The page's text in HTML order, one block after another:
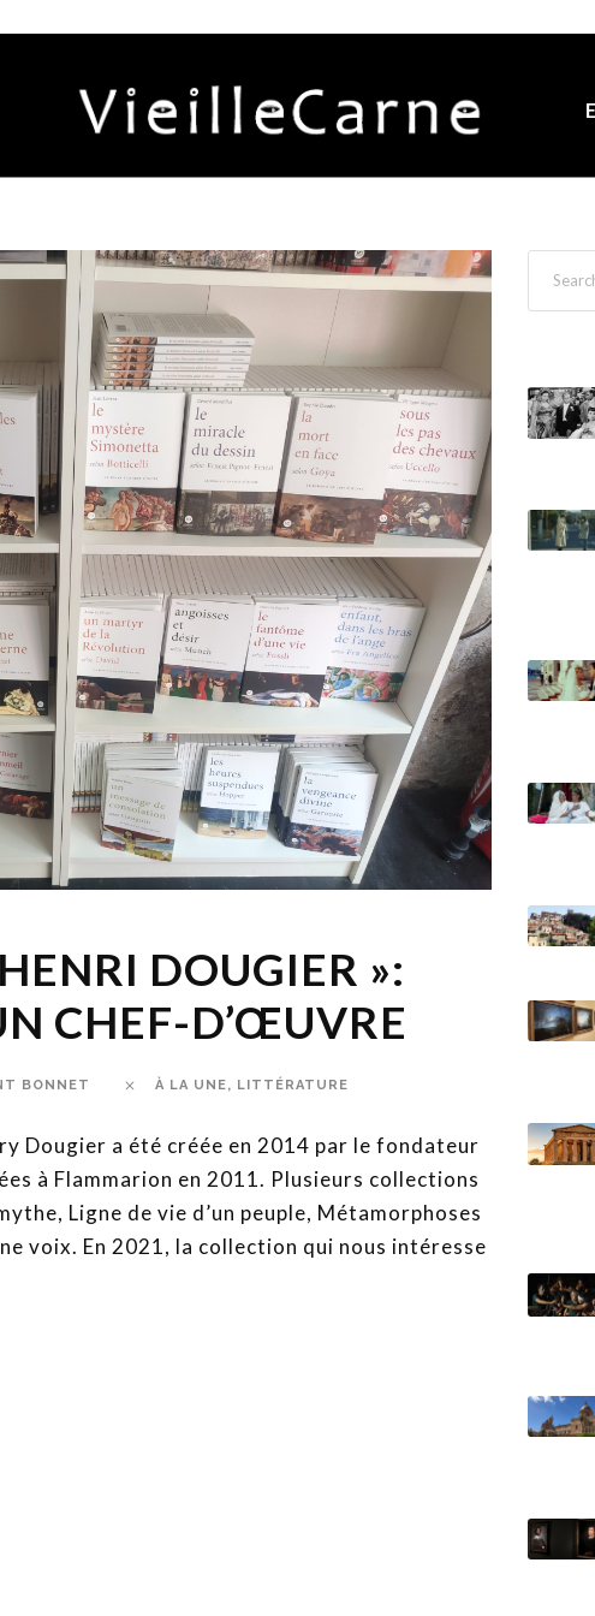
DOUGIER »:
CHEF-D’ŒUVRE
BONNET À LA UNE, LITTÉRATURE
Dougier a été créée en 2014 par le fondateur
à Flammarion en 2011. Plusieurs collections
Ligne de vie d’un peuple, Métamorphoses
voix. En 2021, la collection qui nous intéresse